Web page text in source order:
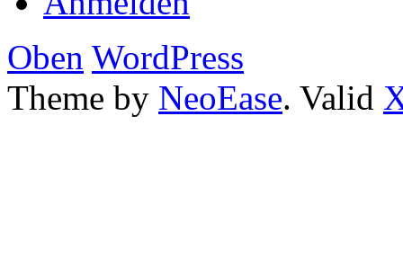
Oben WordPress
Theme by NeoEase. Valid